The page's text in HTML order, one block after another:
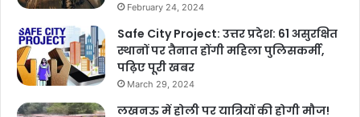
February 24, 2024
Safe City Project: उत्तर प्रदेश: 61 असुरक्षित
स्थानों पर तैनात होंगी महिला पुलिसकर्मी,
पढ़िए पूरी खबर
March 29, 2024
लखनऊ में होली पर यात्रियों की होगी मौज!